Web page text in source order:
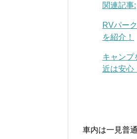
関連記事:
RVパー
を紹介！
キャンプ
近は安心
車内は一見普